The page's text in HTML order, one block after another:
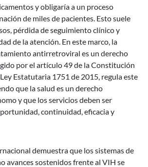
y obligaría a un proceso
de miles de pacientes. Esto suele
pérdida de seguimiento clínico y
de la atención. En este marco, la
antirretroviral es un derecho
por el artículo 49 de la Constitución
Estatutaria 1751 de 2015, regula este
que la salud es un derecho
y que los servicios deben ser
continuidad, eficacia y
demuestra que los sistemas de
avances sostenidos frente al VIH se